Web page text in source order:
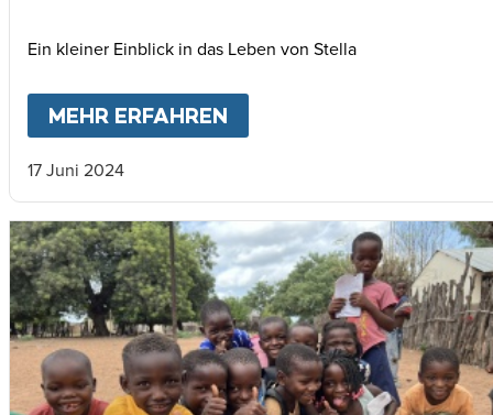
Ein kleiner Einblick in das Leben von Stella
MEHR ERFAHREN
17 Juni 2024